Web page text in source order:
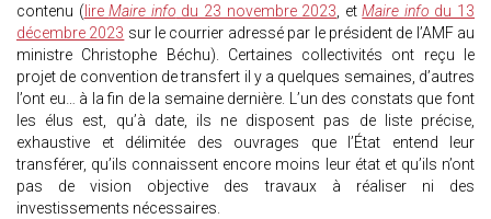
contenu ( lireMaire info du 23 novembre 2023, etMaire info du 13
décembre 2023 sur le courrier adressé par le président de l’AMF au
ministre Christophe Béchu). Certaines collectivités ont reçu le
projet de convention de transfert il y a quelques semaines, d’autres
l’ont eu… à la fin de la semaine dernière. L’un des constats que font
les élus est, qu’à date, ils ne disposent pas de liste précise,
exhaustive et délimitée des ouvrages que l’État entend leur
transférer, qu’ils connaissent encore moins leur état et qu’ils n’ont
pas de vision objective des travaux à réaliser ni des
investissements nécessaires.